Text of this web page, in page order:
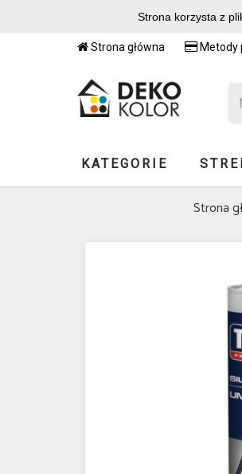
Strona korzysta z
Strona główna Metody
KATEGORIE
Strona